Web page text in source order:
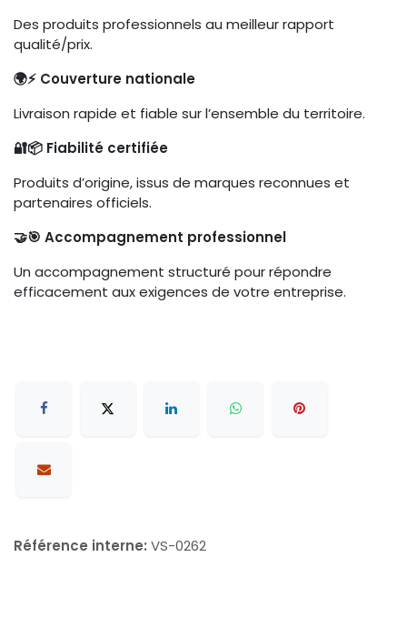
Des produits professionnels au meilleur rapport
qualité/prix.
🌍⚡ Couverture nationale
Livraison rapide et fiable sur l’ensemble du territoire.
🔐📦 Fiabilité certifiée
Produits d’origine, issus de marques reconnues et
partenaires officiels.
🤝🎯 Accompagnement professionnel
Un accompagnement structuré pour répondre
efficacement aux exigences de votre entreprise.
Référence interne: VS-0262